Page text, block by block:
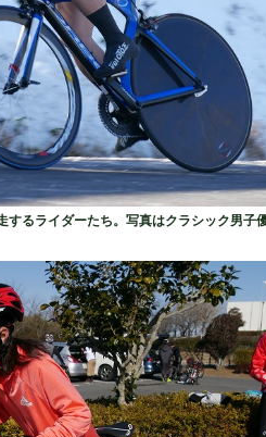
するライダーたち。写真はクラシック男子